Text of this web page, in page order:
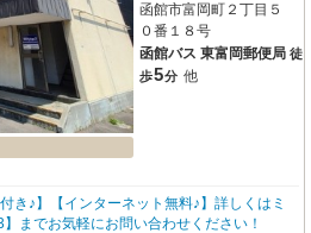
函館市富岡町２丁目５
０番１８号
函館バス 東富岡郵便局 徒
歩5分 他
き♪】【インターネット無料♪】詳しくはミ
までお気軽にお問い合わせください！